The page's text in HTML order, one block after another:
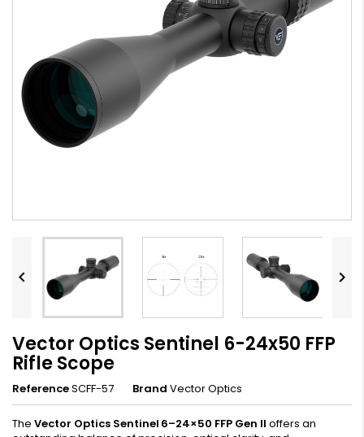
 
Vector Optics Sentinel 6-24x50 FFP
Rifle Scope
ReferenceSCFF-57 Brand Vector Optics
The Vector Optics Sentinel 6–24×50 FFP Gen II offers an